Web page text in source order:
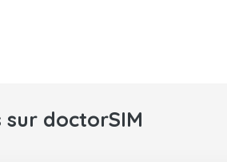
sur doctorSIM